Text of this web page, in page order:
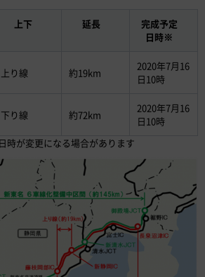
上下 延長
完成予定
日時※
上り線 約19km
2020年7月16
日10時
下り線 約72km
2020年7月16
日10時
時が変更になる場合があります